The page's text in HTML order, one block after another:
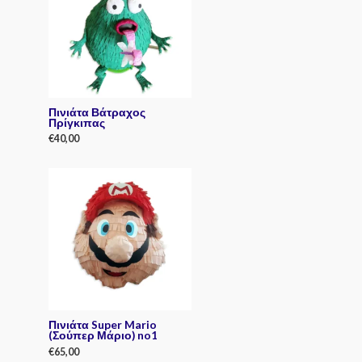
Πινιάτα Βάτραχος
Πρίγκιπας
€40,00
Πινιάτα Super Mario
(Σούπερ Μάριο) no1
€65,00